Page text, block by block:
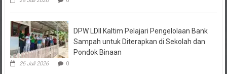
DPW LDII Kaltim Pelajari Pengelolaan Bank
Sampah untuk Diterapkan di Sekolah dan
Pondok Binaan
26 Juli 2026 0